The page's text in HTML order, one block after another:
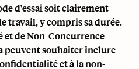
d'essai soit clairement
travail, y compris sa durée.
et de Non-Concurrence
peuvent souhaiter inclure
et à la non-